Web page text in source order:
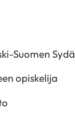
Suomen
opiskelija